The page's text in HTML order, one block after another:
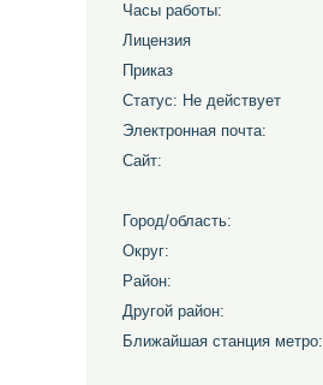
Часы работы:
Лицензия
Приказ
Статус: Не действует
Электронная почта:
Сайт:
Город/область:
Округ:
Район:
Другой район:
Ближайшая станция метро: